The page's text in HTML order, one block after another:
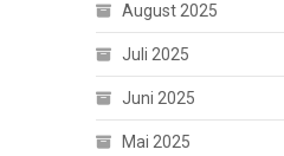
August 2025
Juli 2025
Juni 2025
Mai 2025